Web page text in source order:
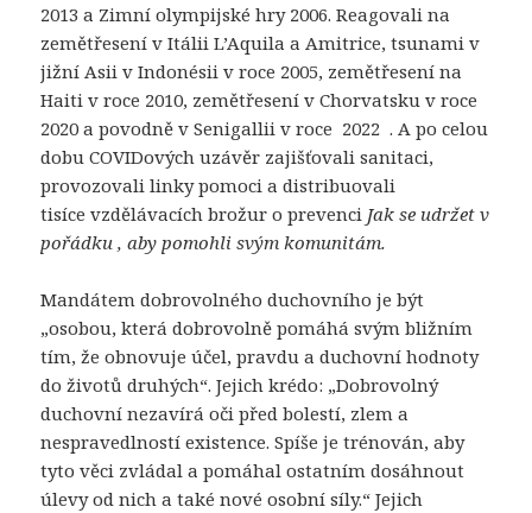
2013 a Zimní olympijské hry 2006. Reagovali na
zemětřesení v Itálii L’Aquila a Amitrice, tsunami v
jižní Asii v Indonésii v roce 2005, zemětřesení na
Haiti v roce 2010, zemětřesení v Chorvatsku v roce
2020 a povodně v Senigallii v roce 2022 . A po celou
dobu COVIDových uzávěr zajišťovali sanitaci,
provozovali linky pomoci a distribuovali
tisíce vzdělávacích brožur o prevenci Jak se udržet v
pořádku , aby pomohli svým komunitám.
Mandátem dobrovolného duchovního je být
„osobou, která dobrovolně pomáhá svým bližním
tím, že obnovuje účel, pravdu a duchovní hodnoty
do životů druhých“. Jejich krédo: „Dobrovolný
duchovní nezavírá oči před bolestí, zlem a
nespravedlností existence. Spíše je trénován, aby
tyto věci zvládal a pomáhal ostatním dosáhnout
úlevy od nich a také nové osobní síly.“ Jejich